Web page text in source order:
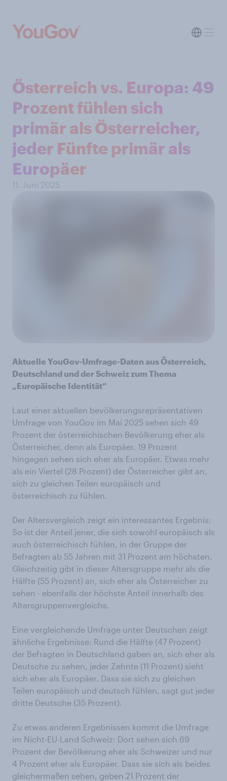
Österreich vs. Europa: 49
Prozent fühlen sich
primär als Österreicher,
jeder Fünfte primär als
Europäer
11. Juni 2025
Aktuelle YouGov-Umfrage-Daten aus Österreich,
Deutschland und der Schweiz zum Thema
„Europäische Identität“
Laut einer aktuellen bevölkerungsrepräsentativen
Umfrage von YouGov im Mai 2025 sehen sich 49
Prozent der österreichischen Bevölkerung eher als
Österreicher, denn als Europäer. 19 Prozent
hingegen sehen sich eher als Europäer. Etwas mehr
als ein Viertel (28 Prozent) der Österreicher gibt an,
sich zu gleichen Teilen europäisch und
österreichisch zu fühlen.
Der Altersvergleich zeigt ein interessantes Ergebnis:
So ist der Anteil jener, die sich sowohl europäisch als
auch österreichisch fühlen, in der Gruppe der
Befragten ab 55 Jahren mit 31 Prozent am höchsten.
Gleichzeitig gibt in dieser Altersgruppe mehr als die
Hälfte (55 Prozent) an, sich eher als Österreicher zu
sehen - ebenfalls der höchste Anteil innerhalb des
Altersgruppenvergleichs.
Eine vergleichende Umfrage unter Deutschen zeigt
ähnliche Ergebnisse: Rund die Hälfte (47 Prozent)
der Befragten in Deutschland gaben an, sich eher als
Deutsche zu sehen, jeder Zehnte (11 Prozent) sieht
sich eher als Europäer. Dass sie sich zu gleichen
Teilen europäisch und deutsch fühlen, sagt gut jeder
dritte Deutsche (35 Prozent).
Zu etwas anderen Ergebnissen kommt die Umfrage
im Nicht-EU-Land Schweiz: Dort sehen sich 69
Prozent der Bevölkerung eher als Schweizer und nur
4 Prozent eher als Europäer. Dass sie sich als beides
gleichermaßen sehen, geben 21 Prozent der